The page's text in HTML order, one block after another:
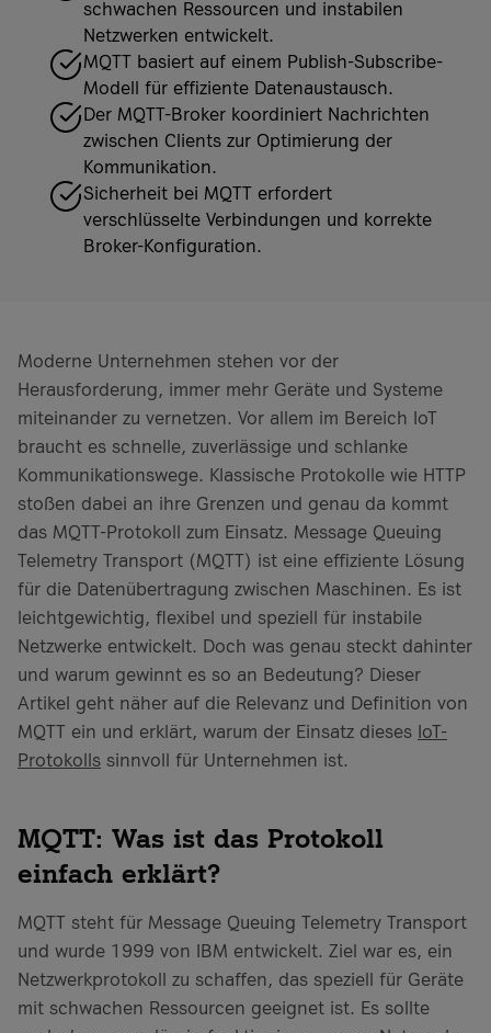
schwachen Ressourcen und instabilen
Netzwerken entwickelt.
MQTT basiert auf einem Publish-Subscribe-
Modell für effiziente Datenaustausch.
Der MQTT-Broker koordiniert Nachrichten
zwischen Clients zur Optimierung der
Kommunikation.
Sicherheit bei MQTT erfordert
verschlüsselte Verbindungen und korrekte
Broker-Konfiguration.
Moderne Unternehmen stehen vor der
Herausforderung, immer mehr Geräte und Systeme
miteinander zu vernetzen. Vor allem im Bereich IoT
braucht es schnelle, zuverlässige und schlanke
Kommunikationswege. Klassische Protokolle wie HTTP
stoßen dabei an ihre Grenzen und genau da kommt
das MQTT-Protokoll zum Einsatz. Message Queuing
Telemetry Transport (MQTT) ist eine effiziente Lösung
für die Datenübertragung zwischen Maschinen. Es ist
leichtgewichtig, flexibel und speziell für instabile
Netzwerke entwickelt. Doch was genau steckt dahinter
und warum gewinnt es so an Bedeutung? Dieser
Artikel geht näher auf die Relevanz und Definition von
MQTT ein und erklärt, warum der Einsatz dieses IoT-
Protokolls sinnvoll für Unternehmen ist.
MQTT: Was ist das Protokoll
einfach erklärt?
MQTT steht für Message Queuing Telemetry Transport
und wurde 1999 von IBM entwickelt. Ziel war es, ein
Netzwerkprotokoll zu schaffen, das speziell für Geräte
mit schwachen Ressourcen geeignet ist. Es sollte